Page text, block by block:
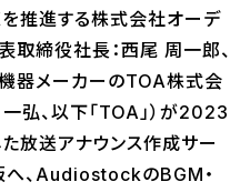
を推進する株式会社オーデ
取締役社長：西尾 周一郎、
機器メーカーのTOA株式会
弘、以下「TOA」）が2023
放送アナウンス作成サー
へ、AudiostockのBGM・